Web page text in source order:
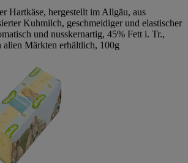
Hartkäse, hergestellt im Allgäu, aus
Kuhmilch, geschmeidiger und elastischer
und nusskernartig, 45% Fett i. Tr.,
allen Märkten erhältlich, 100g